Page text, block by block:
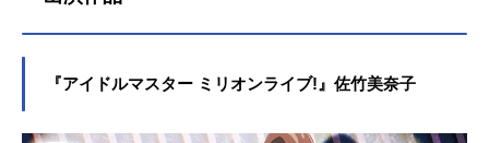
『アイドルマスター ミリオンライブ!』佐竹美奈子